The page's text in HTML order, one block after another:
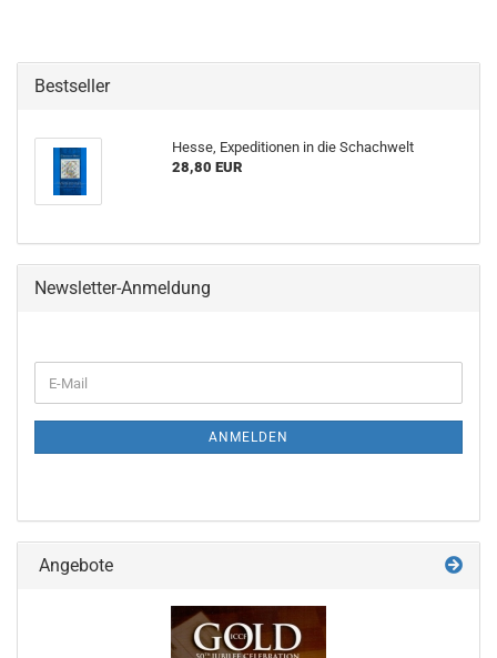
Bestseller
Hesse, Expeditionen in die Schachwelt
28,80 EUR
Newsletter-Anmeldung
ZUR
E-
Mail
ANMELDEN
Angebote